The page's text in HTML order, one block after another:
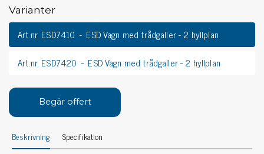
Varianter
Art.nr. ESD7410
ESD Vagn med trådgaller - 2 hyllplan
Art.nr. ESD7420
ESD Vagn med trådgaller - 2 hyllplan
Begär offert
Beskrivning Specifikation